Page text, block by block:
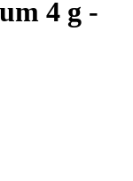
4 g -